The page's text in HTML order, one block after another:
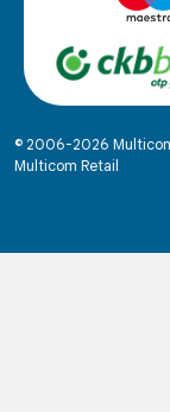
© 2006-2026
Multicom Retail